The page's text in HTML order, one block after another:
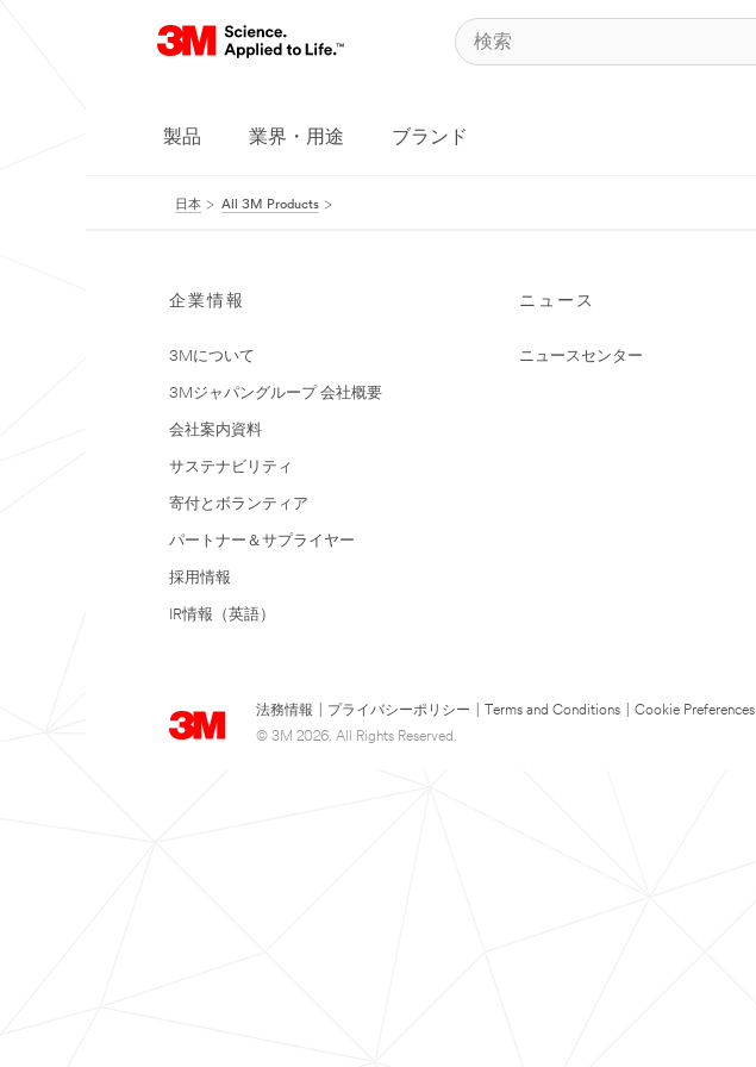
製品 業界・用途 ブランド
日本 All 3M Products
企業情報
3Mについて
3Mジャパングループ 会社概要
会社案内資料
サステナビリティ
寄付とボランティア
パートナー＆サプライヤー
採用情報
IR情報（英語）
ニュース
ニュースセンター
法務情報 プライバシーポリシー Terms and Conditions
Cookie Preferences
© 3M 2026. All Rights Reserved.